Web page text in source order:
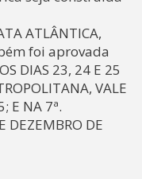
ATLÂNTICA,
foi aprovada
DIAS 23, 24 E 25
VALE
E NA 7ª.
DEZEMBRO DE